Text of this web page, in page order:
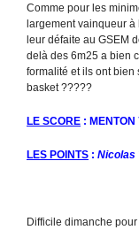
Comme pour les
largement vainqueur à
leur défaite au GSEM
delà des 6m25 a bien
formalité et ils ont bien
basket ?????
LE SCORE :
LES POINTS : Nicolas
Difficile dimanche